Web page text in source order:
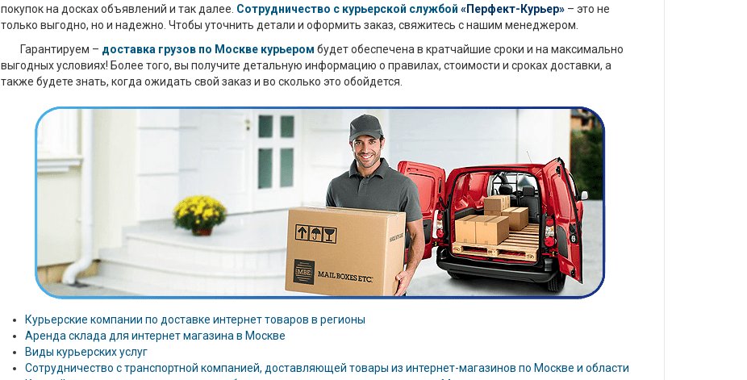
покупок на досках объявлений и так далее. Сотрудничество с курьерской службой «Перфект-Курьер»– это не
только выгодно, но и надежно. Чтобы уточнить детали и оформить заказ, свяжитесь с нашим менеджером.
Гарантируем – доставка грузов по Москве курьером будет обеспечена в кратчайшие сроки и на максимально
выгодных условиях! Более того, вы получите детальную информацию о правилах, стоимости и сроках доставки, а
также будете знать, когда ожидать свой заказ и во сколько это обойдется.
Курьерские компании по доставке интернет товаров в регионы
Аренда склада для интернет магазина в Москве
Виды курьерских услуг
Сотрудничество с транспортной компанией, доставляющей товары из интернет-магазинов по Москве и области